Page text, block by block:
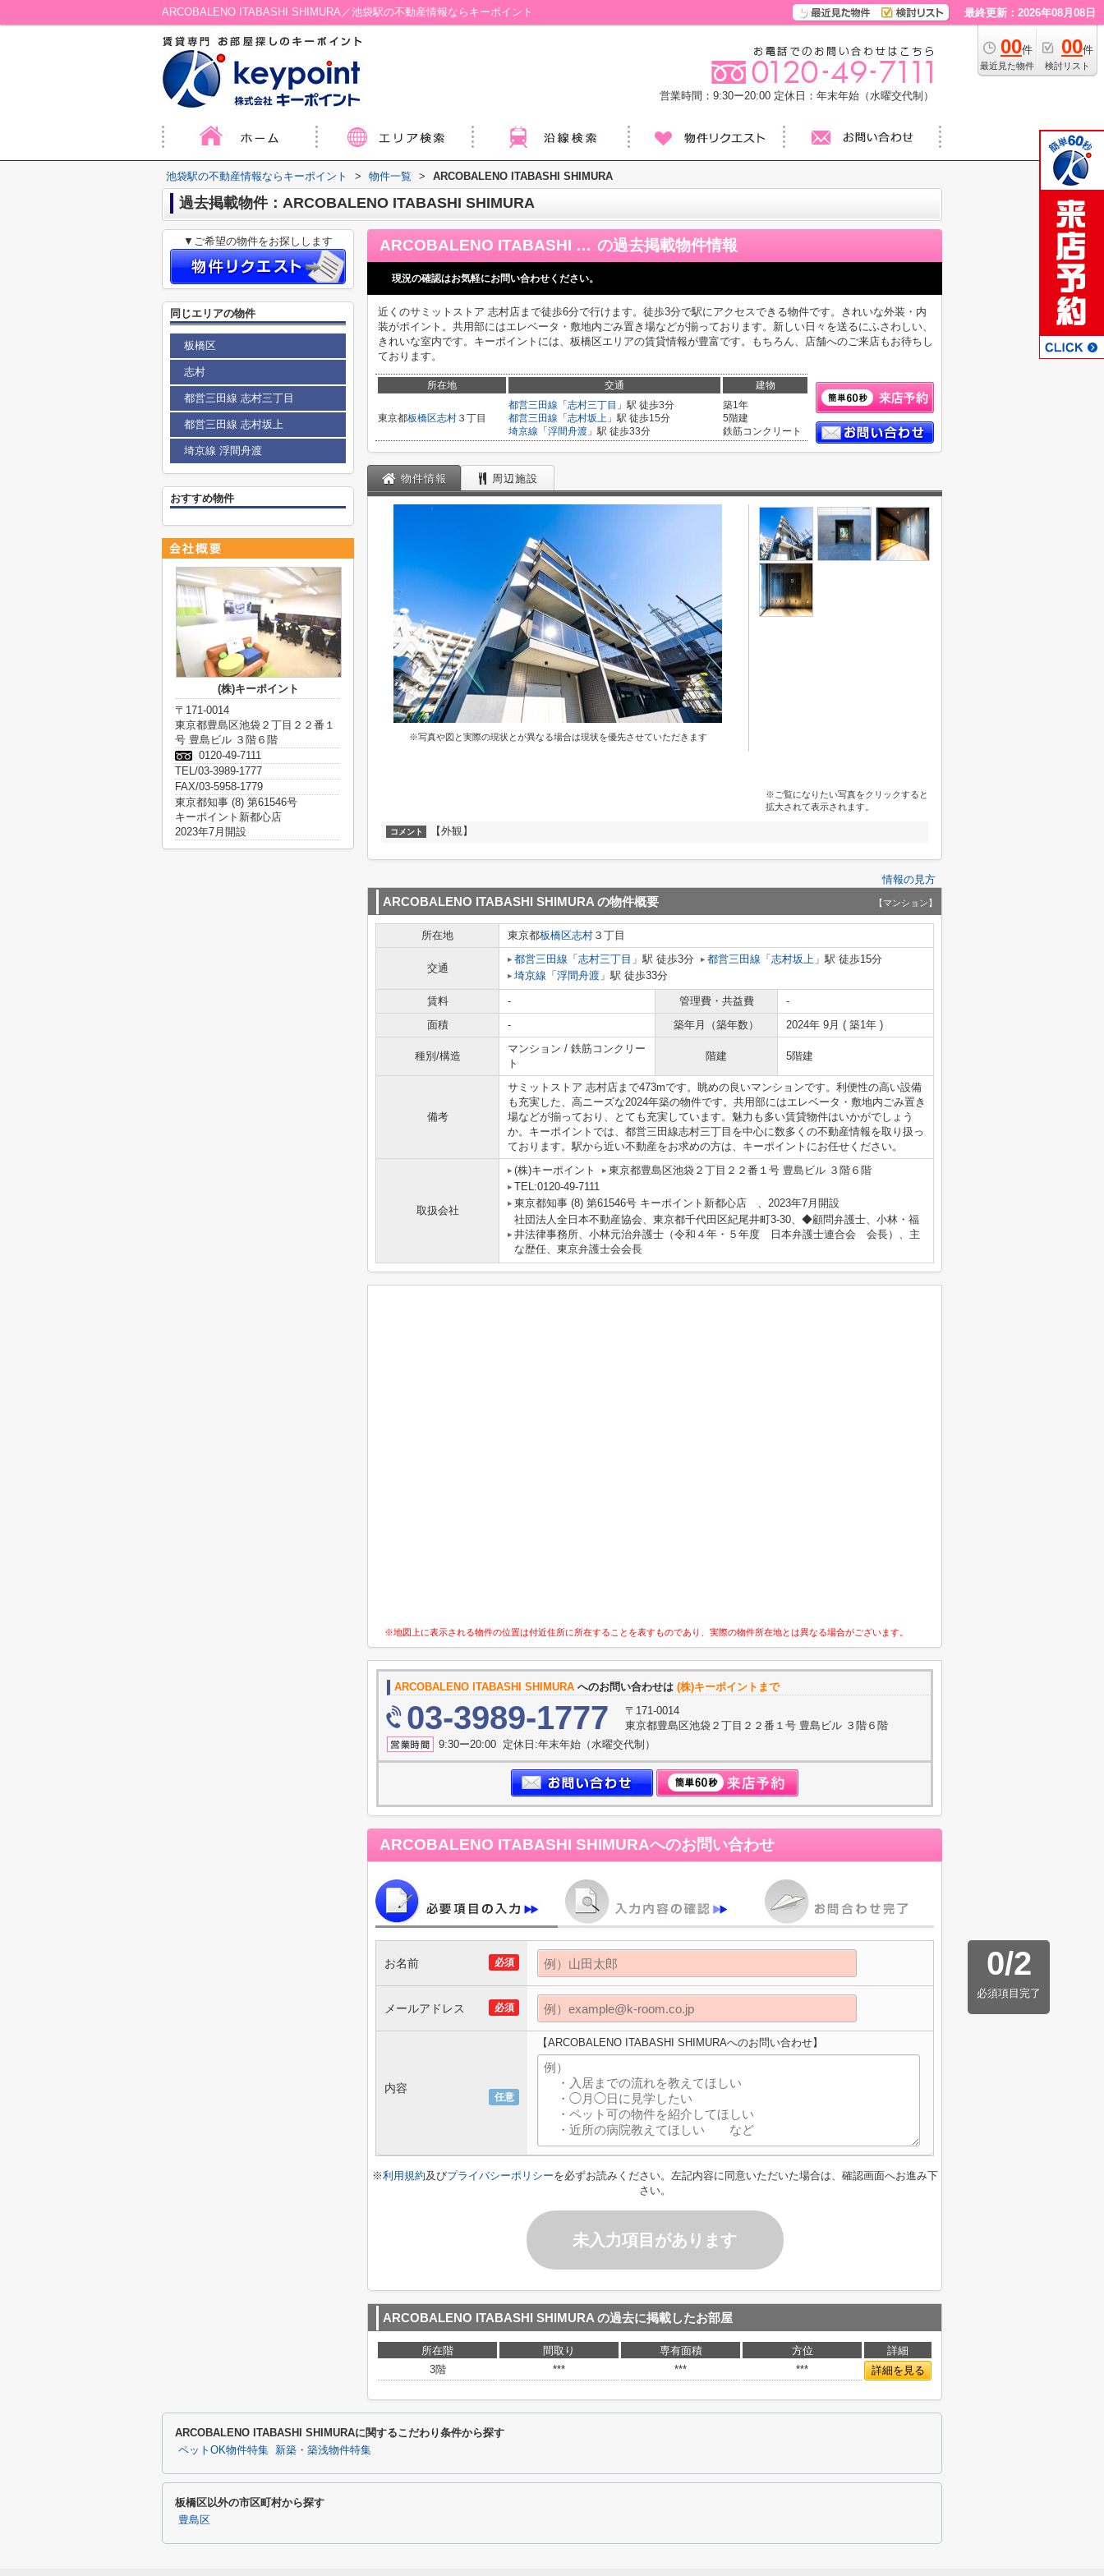
ARCOBALENO ITABASHI SHIMURA／池袋駅の不動産情報ならキーポイント 最終更新：2026年08月08日
00件
最近見た物件
00件
検討リスト
営業時間：9:30ー20:00 定休日：年末年始（水曜交代制）
池袋駅の不動産情報ならキーポイント > 物件一覧 > ARCOBALENO ITABASHI SHIMURA
過去掲載物件：ARCOBALENO ITABASHI SHIMURA
ARCOBALENO ITABASHI SHIMURA の過去掲載物件情報
現況の確認はお気軽にお問い合わせください。
近くのサミットストア 志村店まで徒歩6分で行けます。徒歩3分で駅にアクセスできる物件です。きれいな外装・内
装がポイント。共用部にはエレベータ・敷地内ごみ置き場などが揃っております。新しい日々を送るにふさわしい、
きれいな室内です。キーポイントには、板橋区エリアの賃貸情報が豊富です。もちろん、店舗へのご来店もお待ちし
ております。
所在地 交通 建物
東京都板橋区志村 ３丁目
都営三田線 「 志村三丁目 」駅 徒歩3分
都営三田線 「 志村坂上 」駅 徒歩15分
埼京線 「 浮間舟渡 」駅 徒歩33分
築1年
5階建
鉄筋コンクリート
物件情報 周辺施設
※写真や図と実際の現状とが異なる場合は現状を優先させていただきます
※ご覧になりたい写真をクリックすると
拡大されて表示されます。
コメント 【外観】
情報の見方
ARCOBALENO ITABASHI SHIMURA の物件概要 【マンション】
所在地 東京都板橋区志村 ３丁目
交通
都営三田線 「 志村三丁目 」駅 徒歩3分 都営三田線 「 志村坂上 」駅 徒歩15分
埼京線 「 浮間舟渡 」駅 徒歩33分
賃料 - 管理費・共益費
-
面積
- 築年月（築年数） 2024年 9月 ( 築1年 )
種別/構造
マンション / 鉄筋コンクリー
ト
階建 5階建
備考
サミットストア 志村店まで473mです。眺めの良いマンションです。利便性の高い設備
も充実した、高ニーズな2024年築の物件です。共用部にはエレベータ・敷地内ごみ置き
場などが揃っており、とても充実しています。魅力も多い賃貸物件はいかがでしょう
か。キーポイントでは、都営三田線志村三丁目を中心に数多くの不動産情報を取り扱っ
ております。駅から近い不動産をお求めの方は、キーポイントにお任せください。
取扱会社
(株)キーポイント
東京都豊島区池袋２丁目２２番１号 豊島ビル ３階６階
TEL:0120-49-7111
東京都知事 (8) 第61546号 キーポイント新都心店 、2023年7月開設
社団法人全日本不動産協会、東京都千代田区紀尾井町3-30、◆顧問弁護士、小林・福
井法律事務所、小林元治弁護士（令和４年・５年度 日本弁護士連合会 会長）、主
な歴任、東京弁護士会会長
※地図上に表示される物件の位置は付近住所に所在することを表すものであり、実際の物件所在地とは異なる場合がございます。
ARCOBALENO ITABASHI SHIMURA へのお問い合わせは (株)キーポイントまで
03-3989-1777
〒171-0014
東京都豊島区池袋２丁目２２番１号 豊島ビル ３階６階
9:30ー20:00 定休日:年末年始（水曜交代制）
ARCOBALENO ITABASHI SHIMURAへのお問い合わせ
0/2
必須項目完了
必須
お名前
必須
メールアドレス
任意
内容
【ARCOBALENO ITABASHI SHIMURAへのお問い合わせ】
※利用規約及びプライバシーポリシーを必ずお読みください。左記内容に同意いただいた場合は、確認画面へお進み下
さい。
未入力項目があります
ARCOBALENO ITABASHI SHIMURA の過去に掲載したお部屋
所在階 間取り 専有面積 方位
詳細
3階
*** *** *** 詳細を見る
▼ご希望の物件をお探しします
同じエリアの物件
板橋区
志村
都営三田線 志村三丁目
都営三田線 志村坂上
埼京線 浮間舟渡
おすすめ物件
(株)キーポイント
〒171-0014
東京都豊島区池袋２丁目２２番１
号 豊島ビル ３階６階
0120-49-7111
TEL/03-3989-1777
FAX/03-5958-1779
東京都知事 (8) 第61546号
キーポイント新都心店
2023年7月開設
ARCOBALENO ITABASHI SHIMURAに関するこだわり条件から探す
ペットOK物件特集 新築・築浅物件特集
板橋区以外の市区町村から探す
豊島区